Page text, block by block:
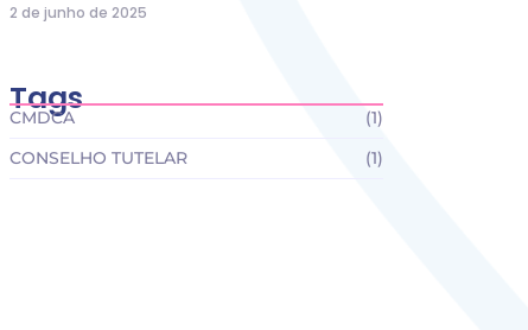
2 de junho de 2025
Tags
CMDCA
(1)
CONSELHO TUTELAR
(1)